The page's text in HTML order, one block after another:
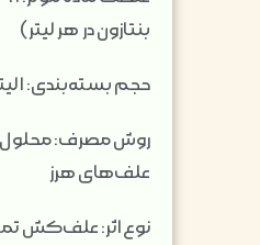
بنتازون در هر لیتر)
حجم بسته‌بندی: ۱ لیتر
روش مصرف:
علف‌های هرز
نوع اثر: علف‌کش